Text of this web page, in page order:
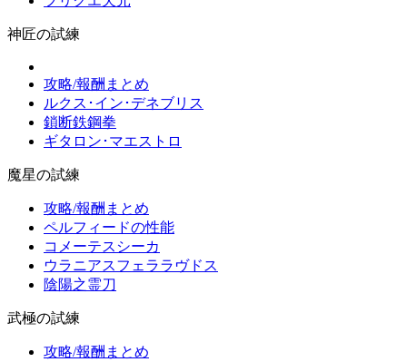
神匠の試練
攻略/報酬まとめ
ルクス･イン･デネブリス
鎖断鉄鋼拳
ギタロン･マエストロ
魔星の試練
攻略/報酬まとめ
ペルフィードの性能
コメーテスシーカ
ウラニアスフェララヴドス
陰陽之霊刀
武極の試練
攻略/報酬まとめ